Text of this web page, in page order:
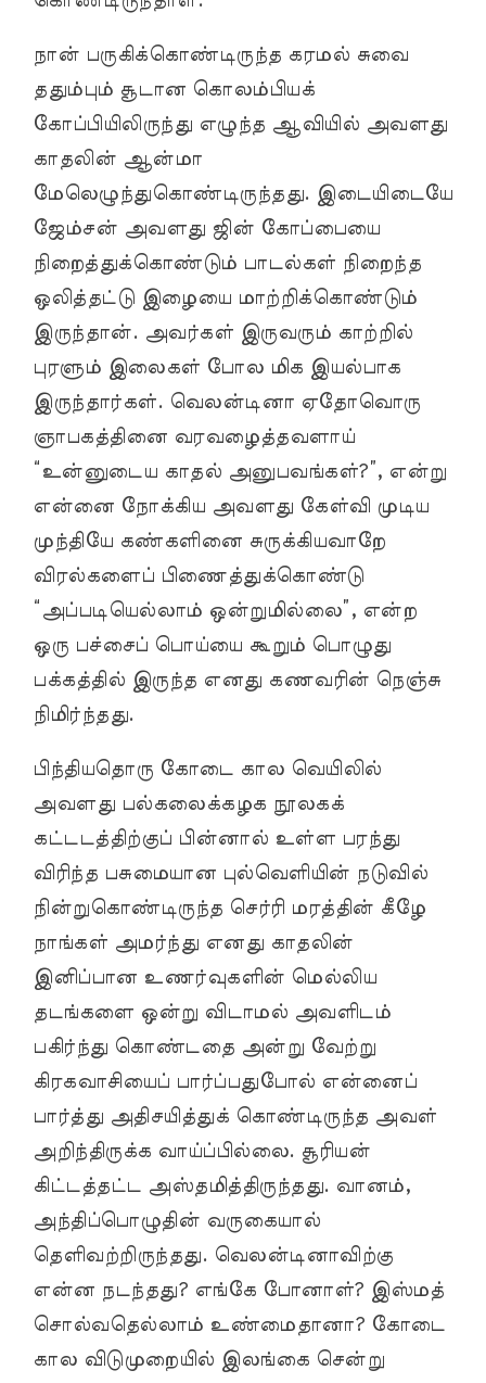
நான் பருகிக்கொண்டிருந்த கரமல் சுவை
ததும்பும் சூடான கொலம்பியக்
கோப்பியிலிருந்து எழுந்த ஆவியில் அவளது
காதலின் ஆன்மா
மேலெழுந்துகொண்டிருந்தது. இடையிடையே
ஜேம்சன் அவளது ஜின் கோப்பையை
நிறைத்துக்கொண்டும் பாடல்கள் நிறைந்த
ஒலித்தட்டு இழையை மாற்றிக்கொண்டும்
இருந்தான். அவர்கள் இருவரும் காற்றில்
புரளும் இலைகள் போல மிக இயல்பாக
இருந்தார்கள். வெலன்டினா ஏதோவொரு
ஞாபகத்தினை வரவழைத்தவளாய்
“உன்னுடைய காதல் அனுபவங்கள்?”, என்று
என்னை நோக்கிய அவளது கேள்வி முடிய
முந்தியே கண்களினை சுருக்கியவாறே
விரல்களைப் பிணைத்துக்கொண்டு
“அப்படியெல்லாம் ஒன்றுமில்லை”, என்ற
ஒரு பச்சைப் பொய்யை கூறும் பொழுது
பக்கத்தில் இருந்த எனது கணவரின் நெஞ்சு
நிமிர்ந்தது.
பிந்தியதொரு கோடை கால வெயிலில்
அவளது பல்கலைக்கழக நூலகக்
கட்டடத்திற்குப் பின்னால் உள்ள பரந்து
விரிந்த பசுமையான புல்வெளியின் நடுவில்
நின்றுகொண்டிருந்த செர்ரி மரத்தின் கீழே
நாங்கள் அமர்ந்து எனது காதலின்
இனிப்பான உணர்வுகளின் மெல்லிய
தடங்களை ஒன்று விடாமல் அவளிடம்
பகிர்ந்து கொண்டதை அன்று வேற்று
கிரகவாசியைப் பார்ப்பதுபோல் என்னைப்
பார்த்து அதிசயித்துக் கொண்டிருந்த அவள்
அறிந்திருக்க வாய்ப்பில்லை. சூரியன்
கிட்டத்தட்ட அஸ்தமித்திருந்தது. வானம்,
அந்திப்பொழுதின் வருகையால்
தெளிவற்றிருந்தது. வெலன்டினாவிற்கு
என்ன நடந்தது? எங்கே போனாள்? இஸ்மத்
சொல்வதெல்லாம் உண்மைதானா? கோடை
கால விடுமுறையில் இலங்கை சென்று